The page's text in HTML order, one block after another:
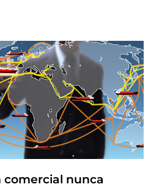
comercial nunca